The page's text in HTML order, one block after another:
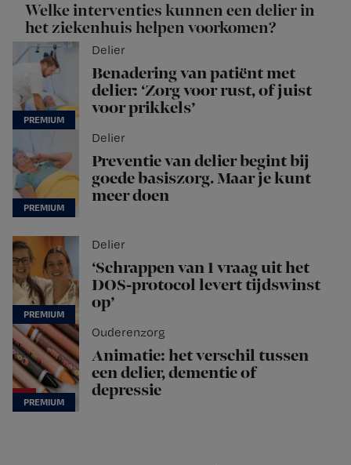
Welke interventies kunnen een delier in
het ziekenhuis helpen voorkomen?
Delier
Benadering van patiënt met
delier: ‘Zorg voor rust, of juist
voor prikkels’
Delier
Preventie van delier begint bij
goede basiszorg. Maar je kunt
meer doen
Delier
‘Schrappen van 1 vraag uit het
DOS-protocol levert tijdswinst
op’
Ouderenzorg
Animatie: het verschil tussen
een delier, dementie of
depressie